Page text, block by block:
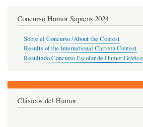
Concurso Humor Sapiens 2024
Sobre el Concurso /About the Contest
Results of the International Cartoon Contest
Resultado Concurso Escolar de Humor Gráfico
Clásicos del Humor